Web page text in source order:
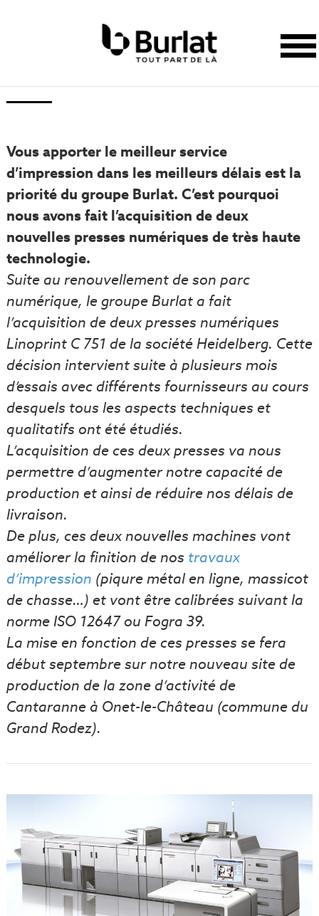
Vous apporter le meilleur service
d’impression dans les meilleurs délais est la
priorité du groupe Burlat. C’est pourquoi
nous avons fait l’acquisition de deux
nouvelles presses numériques de très haute
technologie.
Suite au renouvellement de son parc
numérique, le groupe Burlat a fait
l’acquisition de deux presses numériques
Linoprint C 751 de la société Heidelberg. Cette
décision intervient suite à plusieurs mois
d’essais avec différents fournisseurs au cours
desquels tous les aspects techniques et
qualitatifs ont été étudiés.
L’acquisition de ces deux presses va nous
permettre d’augmenter notre capacité de
production et ainsi de réduire nos délais de
livraison.
De plus, ces deux nouvelles machines vont
améliorer la finition de nos travaux
d’impression (piqure métal en ligne, massicot
de chasse…) et vont être calibrées suivant la
norme ISO 12647 ou Fogra 39.
La mise en fonction de ces presses se fera
début septembre sur notre nouveau site de
production de la zone d’activité de
Cantaranne à Onet-le-Château (commune du
Grand Rodez).